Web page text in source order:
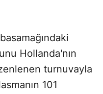
Hollanda'nın
turnuvayla
101